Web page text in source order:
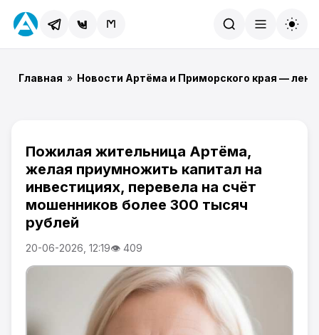
Главная » Новости Артёма и Приморского края —
Пожилая жительница Артёма,
желая приумножить капитал на
инвестициях, перевела на счёт
мошенников более 300 тысяч
рублей
20-06-2026, 12:19👁 409